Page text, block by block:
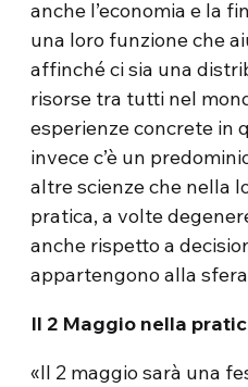
anche l’economia e la
una loro funzione che
affinché ci sia una
risorse tra tutti nel
esperienze concrete in
invece c’è un
altre scienze che nella
pratica, a volte
anche rispetto a
appartengono alla
Il 2 Maggio nella
«Il 2 maggio sarà una